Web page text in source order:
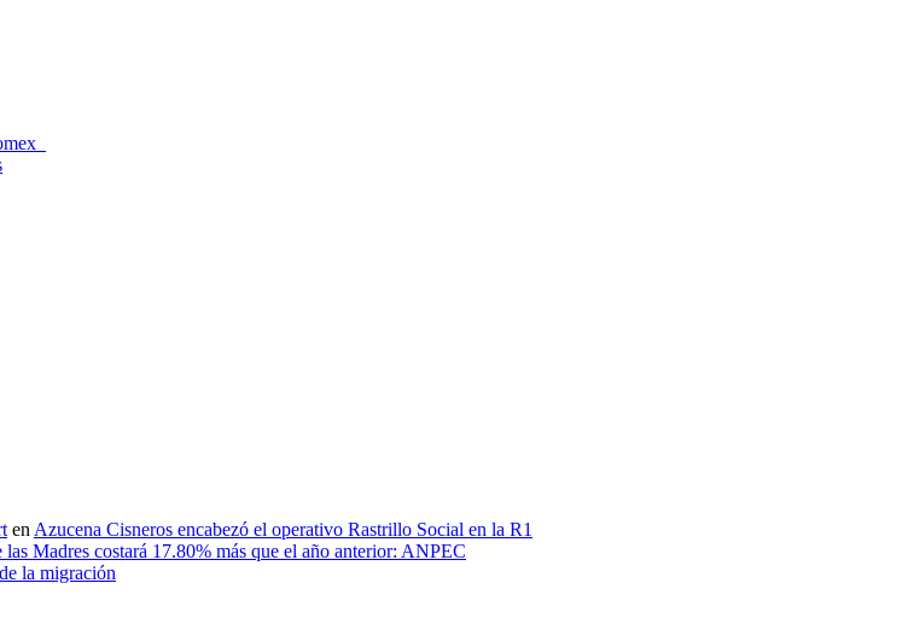
en Azucena Cisneros encabezó el operativo Rastrillo Social en la R1
Madres costará 17.80% más que el año anterior: ANPEC
la migración